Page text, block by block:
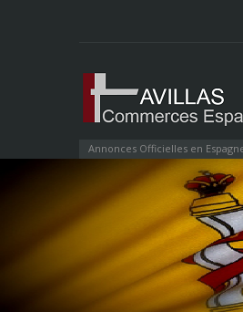
Annonces Officielles en